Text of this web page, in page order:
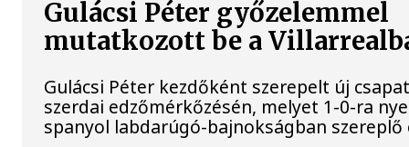
Gulácsi Péter győzelemmel
mutatkozott be a
Gulácsi Péter kezdőként szerepelt új
szerdai edzőmérkőzésén, melyet 1-0-ra
spanyol labdarúgó-bajnokságban